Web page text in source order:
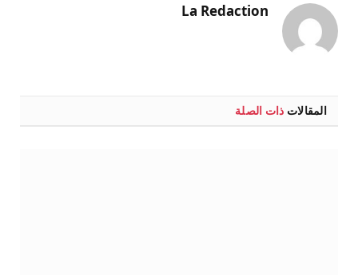
La Redaction
المقالات ذات الصلة